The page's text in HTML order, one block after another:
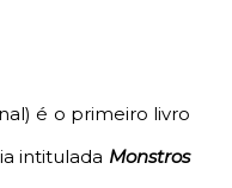
é o primeiro livro
intitulada Monstros